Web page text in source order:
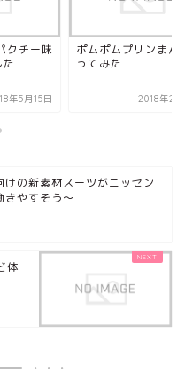
クチー味
年5月15日
ポムポムプリンまん
ってみた
2018年2
けの新素材スーツがニッセン
きやすそう～
体